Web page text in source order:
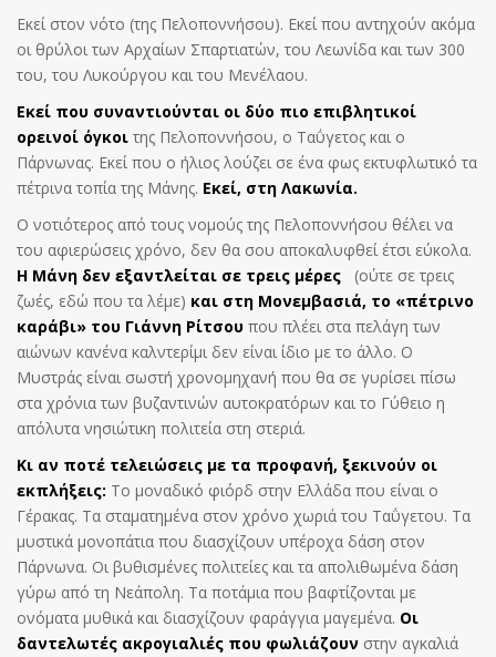
Εκεί στον νότο (της Πελοποννήσου). Εκεί που αντηχούν ακόμα
οι θρύλοι των Αρχαίων Σπαρτιατών, του Λεωνίδα και των 300
του, του Λυκούργου και του Μενέλαου.
Εκεί που συναντιούνται οι δύο πιο επιβλητικοί
ορεινοί όγκοι της Πελοποννήσου, ο Ταΰγετος και ο
Πάρνωνας. Εκεί που ο ήλιος λούζει σε ένα φως εκτυφλωτικό τα
πέτρινα τοπία της Μάνης. Εκεί, στη Λακωνία.
Ο νοτιότερος από τους νομούς της Πελοποννήσου θέλει να
του αφιερώσεις χρόνο, δεν θα σου αποκαλυφθεί έτσι εύκολα.
Η Μάνη δεν εξαντλείται σε τρεις μέρες (ούτε σε τρεις
ζωές, εδώ που τα λέμε) και στη Μονεμβασιά, το «πέτρινο
καράβι» του Γιάννη Ρίτσου που πλέει στα πελάγη των
αιώνων κανένα καλντερίμι δεν είναι ίδιο με το άλλο. Ο
Μυστράς είναι σωστή χρονομηχανή που θα σε γυρίσει πίσω
στα χρόνια των βυζαντινών αυτοκρατόρων και το Γύθειο η
απόλυτα νησιώτικη πολιτεία στη στεριά.
Κι αν ποτέ τελειώσεις με τα προφανή, ξεκινούν οι
εκπλήξεις: Το μοναδικό φιόρδ στην Ελλάδα που είναι ο
Γέρακας. Τα σταματημένα στον χρόνο χωριά του Ταΰγετου. Τα
μυστικά μονοπάτια που διασχίζουν υπέροχα δάση στον
Πάρνωνα. Οι βυθισμένες πολιτείες και τα απολιθωμένα δάση
γύρω από τη Νεάπολη. Τα ποτάμια που βαφτίζονται με
ονόματα μυθικά και διασχίζουν φαράγγια μαγεμένα. Οι
δαντελωτές ακρογιαλιές που φωλιάζουν στην αγκαλιά